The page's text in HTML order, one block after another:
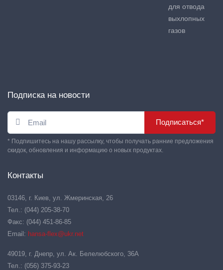
для отвода
выхлопных
газов
Подписка на новости
Подписаться*
* Подпишитесь на нашу рассылку, чтобы получать ранние предложения
скидок, обновления и информацию о новых продуктах.
Контакты
03146, г. Киев, ул. Жмеринская, 26
Тел.: (044) 205-38-70
Факс: (044) 451-86-85
Email: hansa-flex@ukr.net
49019, г. Днепр, ул. Ак. Белелюбского, 36А
Тел.: (056) 375-93-23